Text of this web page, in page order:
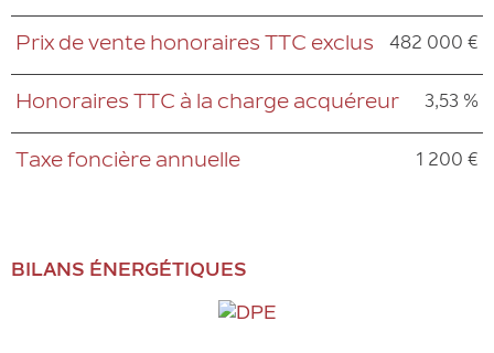
Prix de vente honoraires TTC exclus 482 000 €
Honoraires TTC à la charge acquéreur 3,53 %
Taxe foncière annuelle 1 200 €
BILANS ÉNERGÉTIQUES